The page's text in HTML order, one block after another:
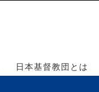
日本基督教団とは